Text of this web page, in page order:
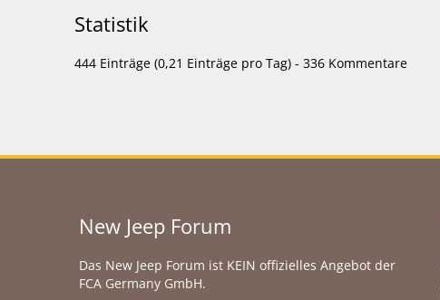
Statistik
444 Einträge (0,21 Einträge pro Tag) - 336 Kommentare
New Jeep Forum
Das New Jeep Forum ist KEIN offizielles Angebot der
FCA Germany GmbH.